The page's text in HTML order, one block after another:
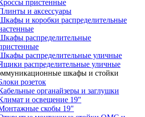
пристенные
и аксессуары
и коробки распределительные
распределительные
распределительные уличные
распределительные уличные
шкафы и стойки
розеток
органайзеры и заглушки
и освещение 19"
скобы 19"